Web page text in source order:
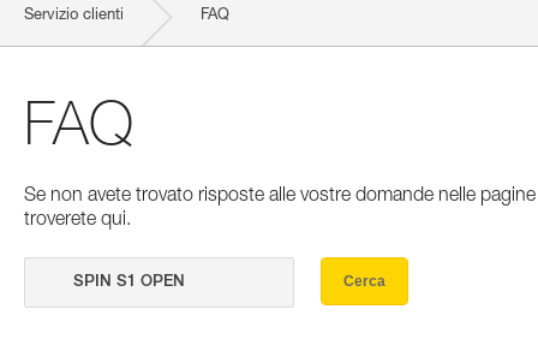
Servizio clienti FAQ
FAQ
Se non avete trovato risposte alle vostre domande nelle
troverete qui.
Cerca